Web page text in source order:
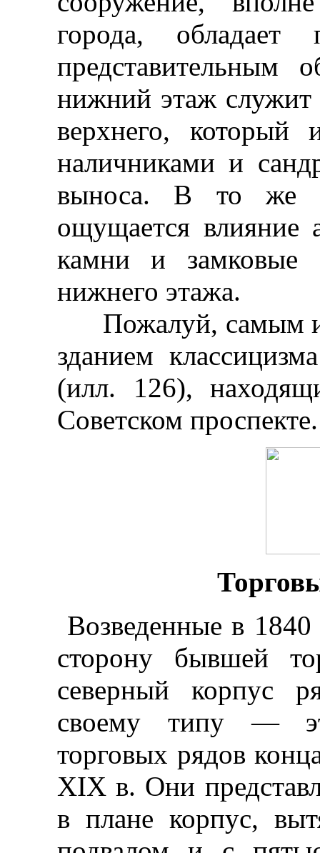
города, обладает
представительным
нижний этаж служит
верхнего,
наличниками и
выноса. В то же
ощущается влияние
камни и замковые
нижнего этажа.
Пожалуй, самым
зданием
(илл. 126),
Советском проспекте.
Возведенные в
сторону бывшей
северный корпус
своему типу —
торговых рядов
XIX в. Они
в плане корпус,